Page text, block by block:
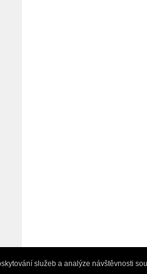
© 2005-2026 Ivo Grandič -
služeb a analýze návštěvnosti